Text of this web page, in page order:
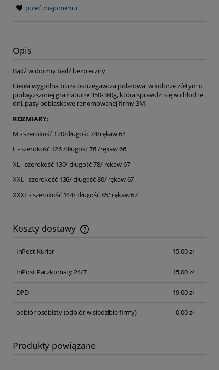
poleć znajomemu
Opis
Bądź widoczny bądź bezpieczny
Ciepła wygodna bluza ostrzegawcza polarowa w kolorze żółtym o
podwyższonej gramaturze 350-360g, która sprawdzi się w chłodne
dni, pasy odblaskowe renomowanej firmy 3M.
ROZMIARY:
M - szerokość 120/długość 74/rękaw 64
L - szerokość 126 /długość 76 /rękaw 66
XL - szerokość 130/ długość 78/ rękaw 67
XXL - szerokość 136/ długość 80/ rękaw 67
XXXL - szerokość 144/ długość 85/ rękaw 67
Koszty dostawy
Cena nie zawiera ewentualnych kosztów płatności
InPost Kurier
15,00 zł
InPost Paczkomaty 24/7 15,00 zł
DPD 19,00 zł
odbiór osobisty(odbiór w siedzibie firmy) 0,00 zł
Produkty powiązane